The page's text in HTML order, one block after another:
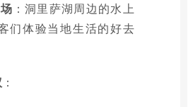
：洞里萨湖周边的水上
们体验当地生活的好去
：